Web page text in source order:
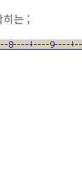
히는 ;